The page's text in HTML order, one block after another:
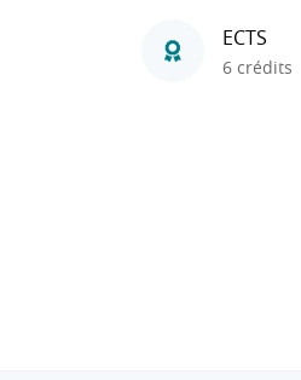
ECTS
6 crédits